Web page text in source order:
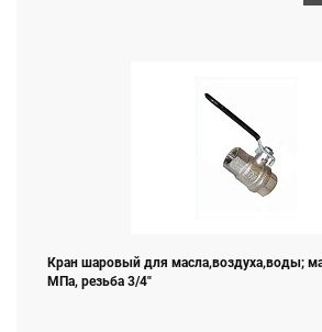
Кран шаровый для масла,воздуха,воды;
МПа, резьба 3/4"